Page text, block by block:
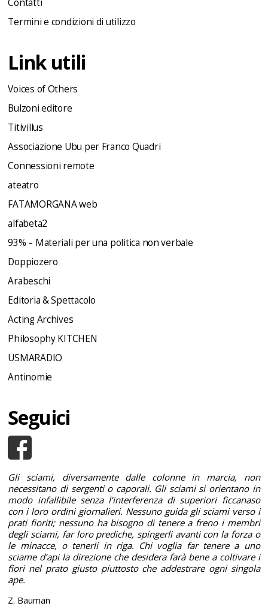
Contatti
Termini e condizioni di utilizzo
Link utili
Voices of Others
Bulzoni editore
Titivillus
Associazione Ubu per Franco Quadri
Connessioni remote
ateatro
FATAMORGANA web
alfabeta2
93% – Materiali per una politica non verbale
Doppiozero
Arabeschi
Editoria & Spettacolo
Acting Archives
Philosophy KITCHEN
USMARADIO
Antinomie
Seguici
Gli sciami, diversamente dalle colonne in marcia, non
necessitano di sergenti o caporali. Gli sciami si orientano in
modo infallibile senza l’interferenza di superiori ficcanaso
con i loro ordini giornalieri. Nessuno guida gli sciami verso i
prati fioriti; nessuno ha bisogno di tenere a freno i membri
degli sciami, far loro prediche, spingerli avanti con la forza o
le minacce, o tenerli in riga. Chi voglia far tenere a uno
sciame d’api la direzione che desidera farà bene a coltivare i
fiori nel prato giusto piuttosto che addestrare ogni singola
ape.
Z. Bauman